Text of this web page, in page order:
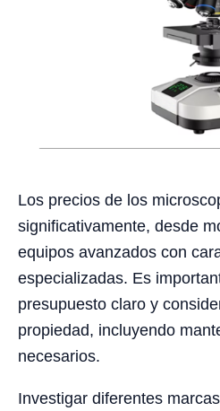
Los precios de los
significativamente, desde
equipos avanzados con
especializadas. Es
presupuesto claro y
propiedad, incluyendo
necesarios.
Investigar diferentes